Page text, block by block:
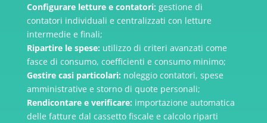
Configurare letture e contatori: gestione di
contatori individuali e centralizzati con letture
intermedie e finali;
Ripartire le spese: utilizzo di criteri avanzati come
fasce di consumo, coefficienti e consumo minimo;
Gestire casi particolari: noleggio contatori, spese
amministrative e storno di quote personali;
Rendicontare e verificare: importazione automatica
delle fatture dal cassetto fiscale e calcolo riparti